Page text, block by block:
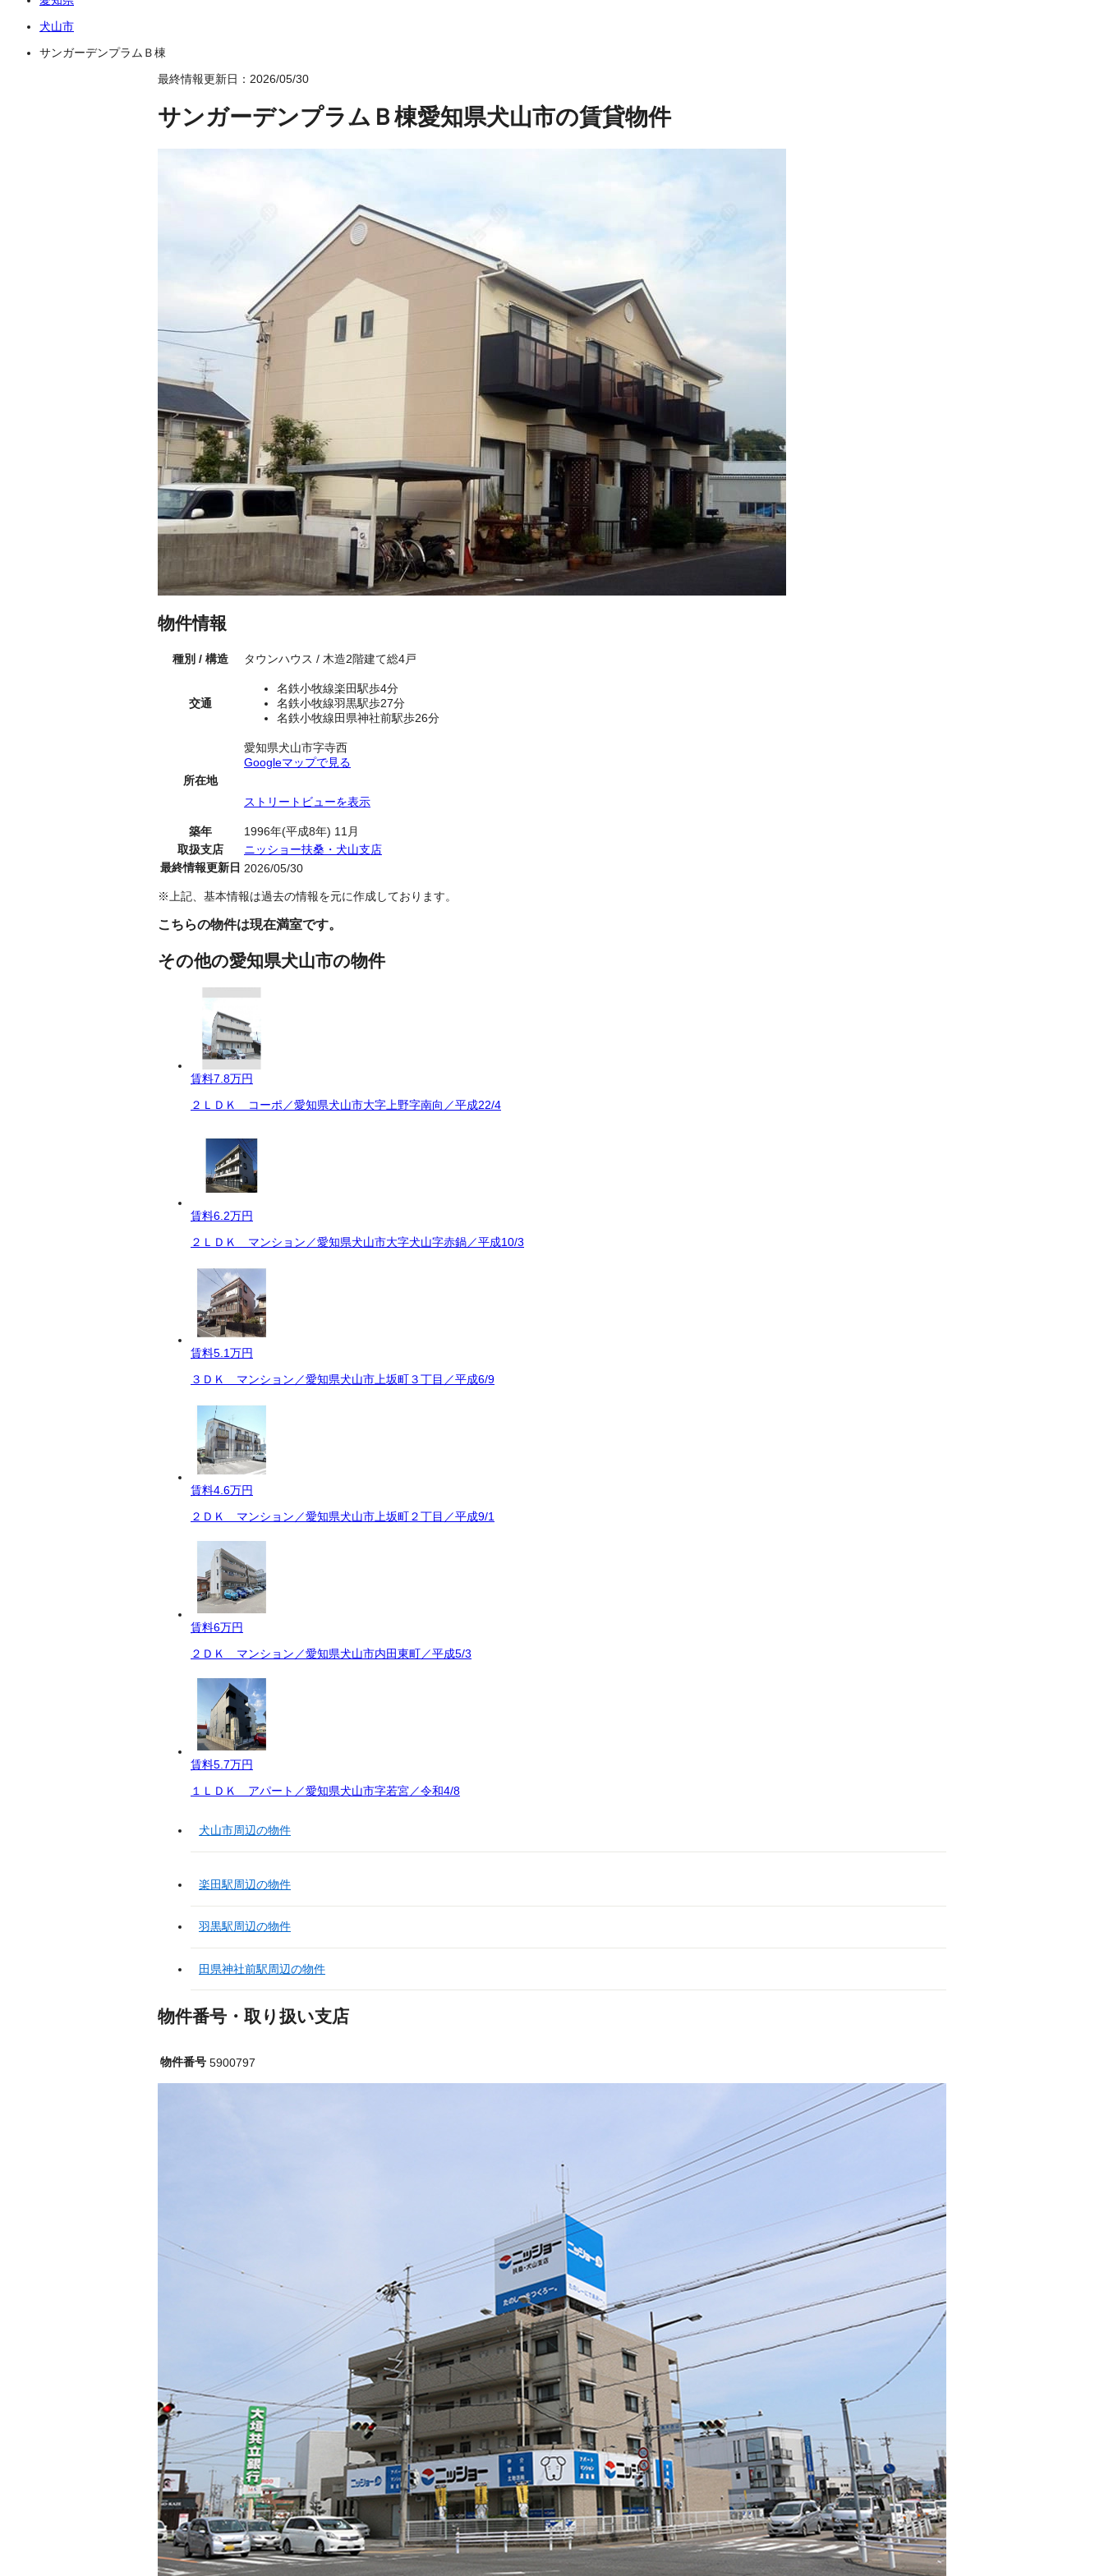
犬山市
サンガーデンプラムＢ棟
最終情報更新日：2026/05/30
サンガーデンプラムＢ棟愛知県犬山市の賃貸物件
物件情報
種別 / 構造 タウンハウス / 木造2階建て総4戸
交通
名鉄小牧線楽田駅歩4分
名鉄小牧線羽黒駅歩27分
名鉄小牧線田県神社前駅歩26分
所在地
愛知県犬山市字寺西
Googleマップで見る
ストリートビューを表示
築年
1996年(平成8年) 11月
取扱支店
ニッショー扶桑・犬山支店
最終情報更新日 2026/05/30
※上記、基本情報は過去の情報を元に作成しております。
こちらの物件は現在満室です。
その他の愛知県犬山市の物件
賃料7.8万円
２ＬＤＫ コーポ／愛知県犬山市大字上野字南向／平成22/4
賃料6.2万円
２ＬＤＫ マンション／愛知県犬山市大字犬山字赤鍋／平成10/3
賃料5.1万円
３ＤＫ マンション／愛知県犬山市上坂町３丁目／平成6/9
賃料4.6万円
２ＤＫ マンション／愛知県犬山市上坂町２丁目／平成9/1
賃料6万円
２ＤＫ マンション／愛知県犬山市内田東町／平成5/3
賃料5.7万円
１ＬＤＫ アパート／愛知県犬山市字若宮／令和4/8
犬山市周辺の物件
楽田駅周辺の物件
羽黒駅周辺の物件
田県神社前駅周辺の物件
物件番号・取り扱い支店
物件番号 5900797